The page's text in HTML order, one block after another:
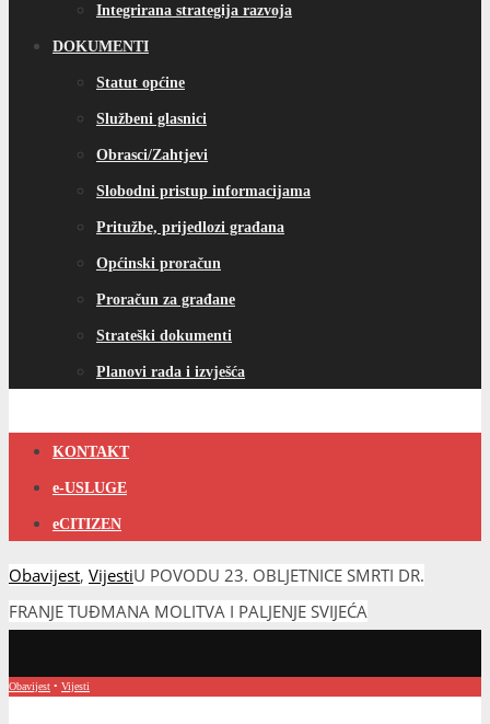
Integrirana strategija razvoja
DOKUMENTI
Statut općine
Službeni glasnici
Obrasci/Zahtjevi
Slobodni pristup informacijama
Pritužbe, prijedlozi građana
Općinski proračun
Proračun za građane
Strateški dokumenti
Planovi rada i izvješća
KONTAKT
e-USLUGE
eCITIZEN
Obavijest, VijestiU POVODU 23. OBLJETNICE SMRTI DR.
FRANJE TUĐMANA MOLITVA I PALJENJE SVIJEĆA
Obavijest • Vijesti